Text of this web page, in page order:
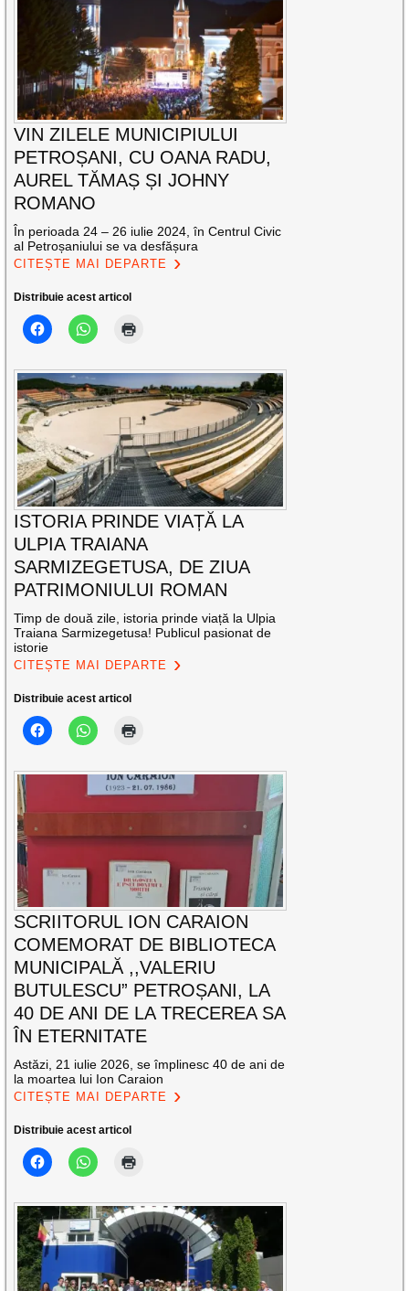
VIN ZILELE MUNICIPIULUI
PETROȘANI, CU OANA RADU,
AUREL TĂMAȘ ȘI JOHNY
ROMANO
În perioada 24 – 26 iulie 2024, în Centrul Civic
al Petroșaniului se va desfășura
CITEȘTE MAI DEPARTE
Distribuie acest articol
ISTORIA PRINDE VIAȚĂ LA
ULPIA TRAIANA
SARMIZEGETUSA, DE ZIUA
PATRIMONIULUI ROMAN
Timp de două zile, istoria prinde viață la Ulpia
Traiana Sarmizegetusa! Publicul pasionat de
istorie
CITEȘTE MAI DEPARTE
Distribuie acest articol
SCRIITORUL ION CARAION
COMEMORAT DE BIBLIOTECA
MUNICIPALĂ ,,VALERIU
BUTULESCU” PETROȘANI, LA
40 DE ANI DE LA TRECEREA SA
ÎN ETERNITATE
Astăzi, 21 iulie 2026, se împlinesc 40 de ani de
la moartea lui Ion Caraion
CITEȘTE MAI DEPARTE
Distribuie acest articol